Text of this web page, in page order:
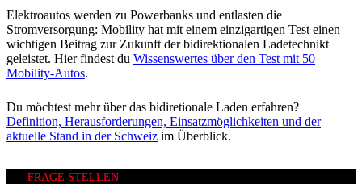
Elektroautos werden zu Powerbanks und entlasten die
Stromversorgung: Mobility hat mit einem einzigartigen Test einen
wichtigen Beitrag zur Zukunft der bidirektionalen Ladetechnikt
geleistet. Hier findest du Wissenswertes über den Test mit 50
Mobility-Autos.
Du möchtest mehr über das bidiretionale Laden erfahren?
Definition, Herausforderungen, Einsatzmöglichkeiten und der
aktuelle Stand in der Schweiz im Überblick.
FRAGE STELLEN